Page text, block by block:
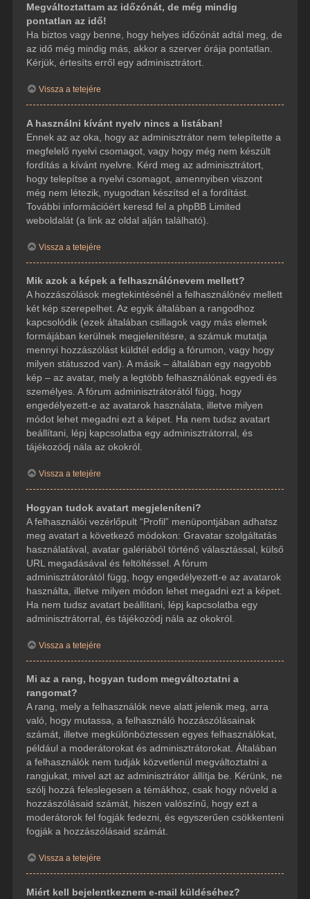
Megváltoztattam az időzónát, de még mindig
pontatlan az idő!
Ha biztos vagy benne, hogy helyes időzónát adtál meg, de
az idő még mindig más, akkor a szerver órája pontatlan.
Kérjük, értesíts erről egy adminisztrátort.
Vissza a tetejére
A használni kívánt nyelv nincs a listában!
Ennek az az oka, hogy az adminisztrátor nem telepítette a
megfelelő nyelvi csomagot, vagy hogy még nem készült
fordítás a kívánt nyelvre. Kérd meg az adminisztrátort,
hogy telepítse a nyelvi csomagot, amennyiben viszont
még nem létezik, nyugodtan készítsd el a fordítást.
További információért keresd fel a phpBB Limited
weboldalát (a link az oldal alján található).
Vissza a tetejére
Mik azok a képek a felhasználónevem mellett?
A hozzászólások megtekintésénél a felhasználónév mellett
két kép szerepelhet. Az egyik általában a rangodhoz
kapcsolódik (ezek általában csillagok vagy más elemek
formájában kerülnek megjelenítésre, a számuk mutatja
mennyi hozzászólást küldtél eddig a fórumon, vagy hogy
milyen státuszod van). A másik – általában egy nagyobb
kép – az avatar, mely a legtöbb felhasználónak egyedi és
személyes. A fórum adminisztrátorától függ, hogy
engedélyezett-e az avatarok használata, illetve milyen
módot lehet megadni ezt a képet. Ha nem tudsz avatart
beállítani, lépj kapcsolatba egy adminisztrátorral, és
tájékozódj nála az okokról.
Vissza a tetejére
Hogyan tudok avatart megjeleníteni?
A felhasználói vezérlőpult “Profil” menüpontjában adhatsz
meg avatart a következő módokon: Gravatar szolgáltatás
használatával, avatar galériából történő választással, külső
URL megadásával és feltöltéssel. A fórum
adminisztrátorától függ, hogy engedélyezett-e az avatarok
használta, illetve milyen módon lehet megadni ezt a képet.
Ha nem tudsz avatart beállítani, lépj kapcsolatba egy
adminisztrátorral, és tájékozódj nála az okokról.
Vissza a tetejére
Mi az a rang, hogyan tudom megváltoztatni a
rangomat?
A rang, mely a felhasználók neve alatt jelenik meg, arra
való, hogy mutassa, a felhasználó hozzászólásainak
számát, illetve megkülönböztessen egyes felhasználókat,
például a moderátorokat és adminisztrátorokat. Általában
a felhasználók nem tudják közvetlenül megváltoztatni a
rangjukat, mivel azt az adminisztrátor állítja be. Kérünk, ne
szólj hozzá feleslegesen a témákhoz, csak hogy növeld a
hozzászólásaid számát, hiszen valószínű, hogy ezt a
moderátorok fel fogják fedezni, és egyszerűen csökkenteni
fogják a hozzászólásaid számát.
Vissza a tetejére
Miért kell bejelentkeznem e-mail küldéséhez?